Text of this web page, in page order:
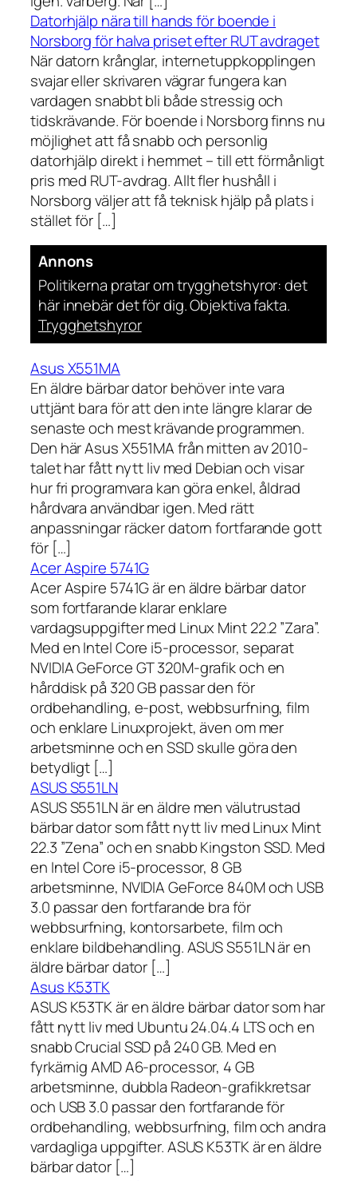
Datorhjälp nära till hands för boende i
Norsborg för halva priset efter RUT avdraget
När datorn krånglar, internetuppkopplingen
svajar eller skrivaren vägrar fungera kan
vardagen snabbt bli både stressig och
tidskrävande. För boende i Norsborg finns nu
möjlighet att få snabb och personlig
datorhjälp direkt i hemmet – till ett förmånligt
pris med RUT-avdrag. Allt fler hushåll i
Norsborg väljer att få teknisk hjälp på plats i
stället för […]
Annons
Politikerna pratar om trygghetshyror: det
här innebär det för dig. Objektiva fakta.
Trygghetshyror
Asus X551MA
En äldre bärbar dator behöver inte vara
uttjänt bara för att den inte längre klarar de
senaste och mest krävande programmen.
Den här Asus X551MA från mitten av 2010-
talet har fått nytt liv med Debian och visar
hur fri programvara kan göra enkel, åldrad
hårdvara användbar igen. Med rätt
anpassningar räcker datorn fortfarande gott
för […]
Acer Aspire 5741G
Acer Aspire 5741G är en äldre bärbar dator
som fortfarande klarar enklare
vardagsuppgifter med Linux Mint 22.2 ”Zara”.
Med en Intel Core i5-processor, separat
NVIDIA GeForce GT 320M-grafik och en
hårddisk på 320 GB passar den för
ordbehandling, e-post, webbsurfning, film
och enklare Linuxprojekt, även om mer
arbetsminne och en SSD skulle göra den
betydligt […]
ASUS S551LN
ASUS S551LN är en äldre men välutrustad
bärbar dator som fått nytt liv med Linux Mint
22.3 ”Zena” och en snabb Kingston SSD. Med
en Intel Core i5-processor, 8 GB
arbetsminne, NVIDIA GeForce 840M och USB
3.0 passar den fortfarande bra för
webbsurfning, kontorsarbete, film och
enklare bildbehandling. ASUS S551LN är en
äldre bärbar dator […]
Asus K53TK
ASUS K53TK är en äldre bärbar dator som har
fått nytt liv med Ubuntu 24.04.4 LTS och en
snabb Crucial SSD på 240 GB. Med en
fyrkärnig AMD A6-processor, 4 GB
arbetsminne, dubbla Radeon-grafikkretsar
och USB 3.0 passar den fortfarande för
ordbehandling, webbsurfning, film och andra
vardagliga uppgifter. ASUS K53TK är en äldre
bärbar dator […]